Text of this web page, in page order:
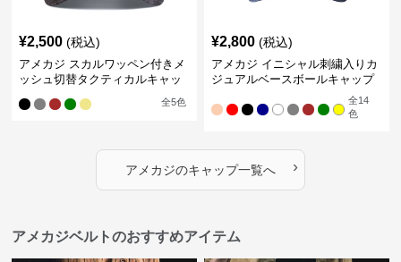
¥2,500 (税込)
アメカジ スカルワッペン付きメ
ッシュ切替タクティカルキャッ
全5色
¥2,800 (税込)
アメカジ イニシャル刺繍入りカ
ジュアルベースボールキャップ
全14
色
アメカジのキャップ一覧へ ›
アメカジベルトのおすすめアイテム